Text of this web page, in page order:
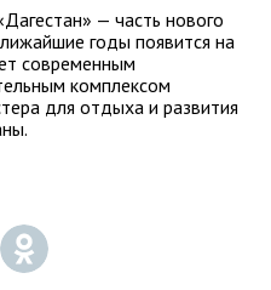
— часть нового
годы появится на
современным
комплексом
для отдыха и развития